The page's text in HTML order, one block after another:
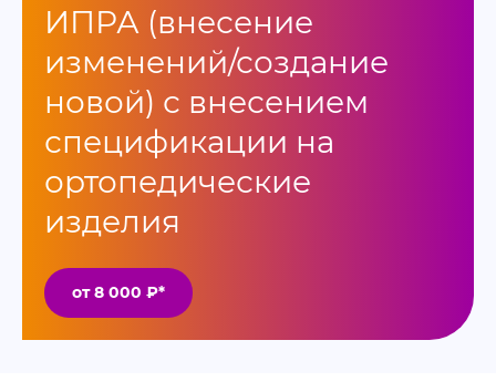
ИПРА (внесение
изменений/создание
новой) с внесением
спецификации на
ортопедические
изделия
от 8 000 ₽*